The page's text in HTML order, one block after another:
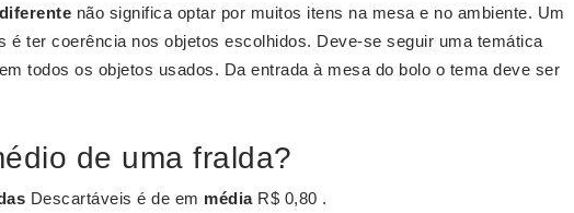
não significa optar por muitos itens na mesa e no ambiente. Um
é ter coerência nos objetos escolhidos. Deve-se seguir uma temática
todos os objetos usados. Da entrada à mesa do bolo o tema deve ser
de uma fralda?
Descartáveis é de em médiaR$ 0,80 .